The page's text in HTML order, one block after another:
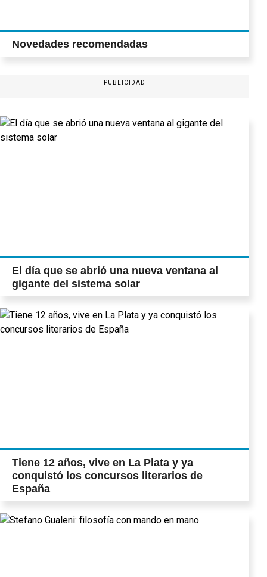
Novedades recomendadas
PUBLICIDAD
El día que se abrió una nueva ventana al
gigante del sistema solar
Tiene 12 años, vive en La Plata y ya
conquistó los concursos literarios de
España